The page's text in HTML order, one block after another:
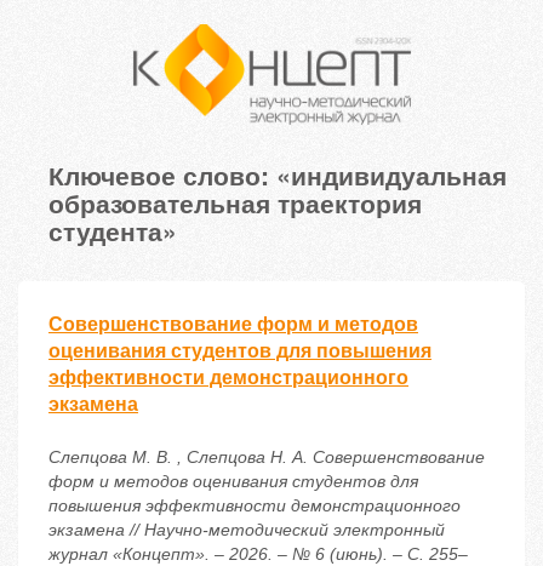
Ключевое слово: «индивидуальная
образовательная траектория
студента»
Совершенствование форм и методов
оценивания студентов для повышения
эффективности демонстрационного
экзамена
Слепцова М. В. , Слепцова Н. А. Совершенствование
форм и методов оценивания студентов для
повышения эффективности демонстрационного
экзамена // Научно-методический электронный
журнал «Концепт». – 2026. – № 6 (июнь). – С. 255–